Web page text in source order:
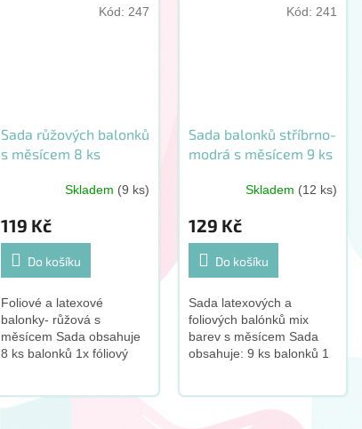
Sada růžových balonků
s měsícem 8 ks
Skladem (9 ks)
119 Kč
Do košíku
Foliové a latexové
balonky- růžová s
měsícem Sada obsahuje
8 ks balonků 1x fóliový
tvaru srdce a hvězdy 2x
Kód: 247
Sada balonků stříbrno-
modrá s měsícem 9 ks
Skladem (12 ks)
129 Kč
Do košíku
Sada latexových a
foliových balónků mix
barev s měsícem Sada
obsahuje: 9 ks balonků 1
po naplnění...
Kód: 241